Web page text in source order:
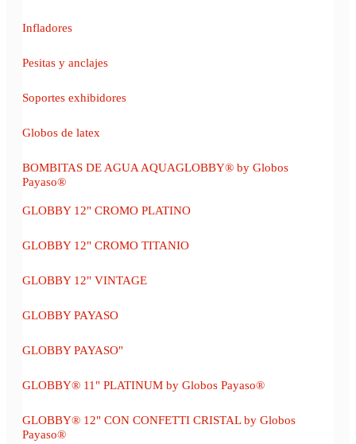
Infladores
Pesitas y anclajes
Soportes exhibidores
Globos de latex
BOMBITAS DE AGUA AQUAGLOBBY® by Globos
Payaso®
GLOBBY 12" CROMO PLATINO
GLOBBY 12" CROMO TITANIO
GLOBBY 12" VINTAGE
GLOBBY PAYASO
GLOBBY PAYASO"
GLOBBY® 11" PLATINUM by Globos Payaso®
GLOBBY® 12" CON CONFETTI CRISTAL by Globos
Payaso®